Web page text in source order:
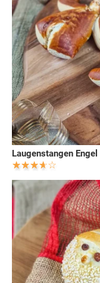
Laugenstangen Engel